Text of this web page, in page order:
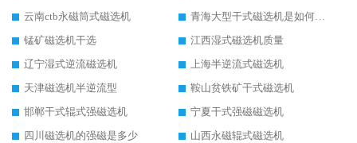
云南ctb永磁筒式磁选机
青海大型干式磁选机是如何选矿的
锰矿磁选机干选
江西湿式磁选机质量
辽宁湿式逆流磁选机
上海半逆流式磁选机
天津磁选机半逆流型
鞍山贫铁矿干式磁选机
邯郸干式辊式强磁选机
宁夏干式强磁磁选机
四川磁选机的强磁是多少
山西永磁辊式磁选机